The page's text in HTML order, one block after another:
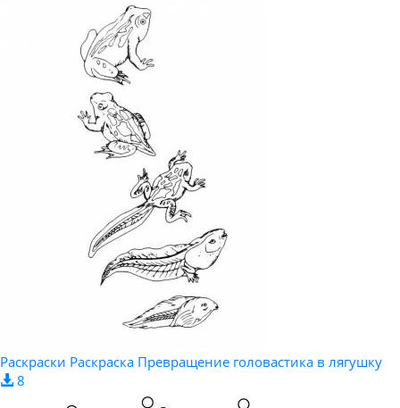
Раскраски Раскраска Превращение головастика в лягушку
8